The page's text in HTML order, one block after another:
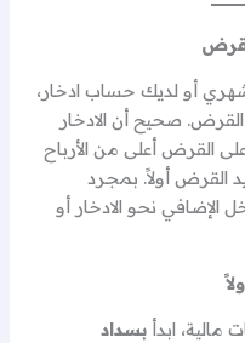
أو لديك حساب ادخار،
صحيح أن الادخار
القرض أعلى من الأرباح
القرض أولاً. بمجرد
الإضافي نحو الادخار أو
مالية، ابدأبسداد